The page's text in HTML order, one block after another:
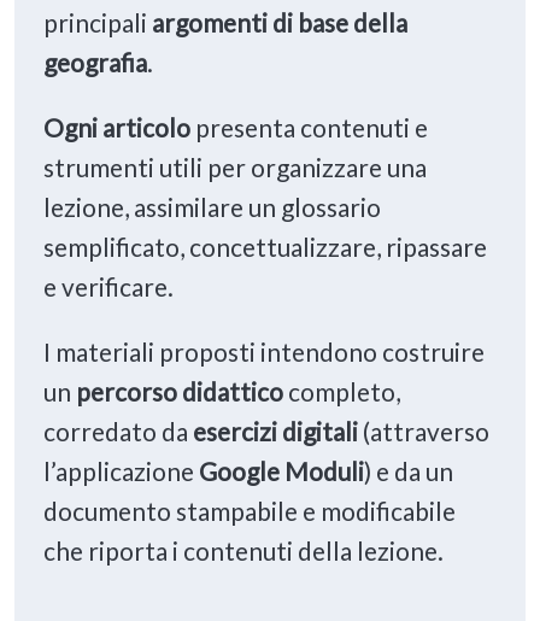
principali argomenti di base della
geografia.
Ogni articolo presenta contenuti e
strumenti utili per organizzare una
lezione, assimilare un glossario
semplificato, concettualizzare, ripassare
e verificare.
I materiali proposti intendono costruire
un percorso didattico completo,
corredato da esercizi digitali (attraverso
l’applicazione Google Moduli) e da un
documento stampabile e modificabile
che riporta i contenuti della lezione.